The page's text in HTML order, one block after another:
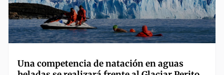
Una competencia de natación en aguas